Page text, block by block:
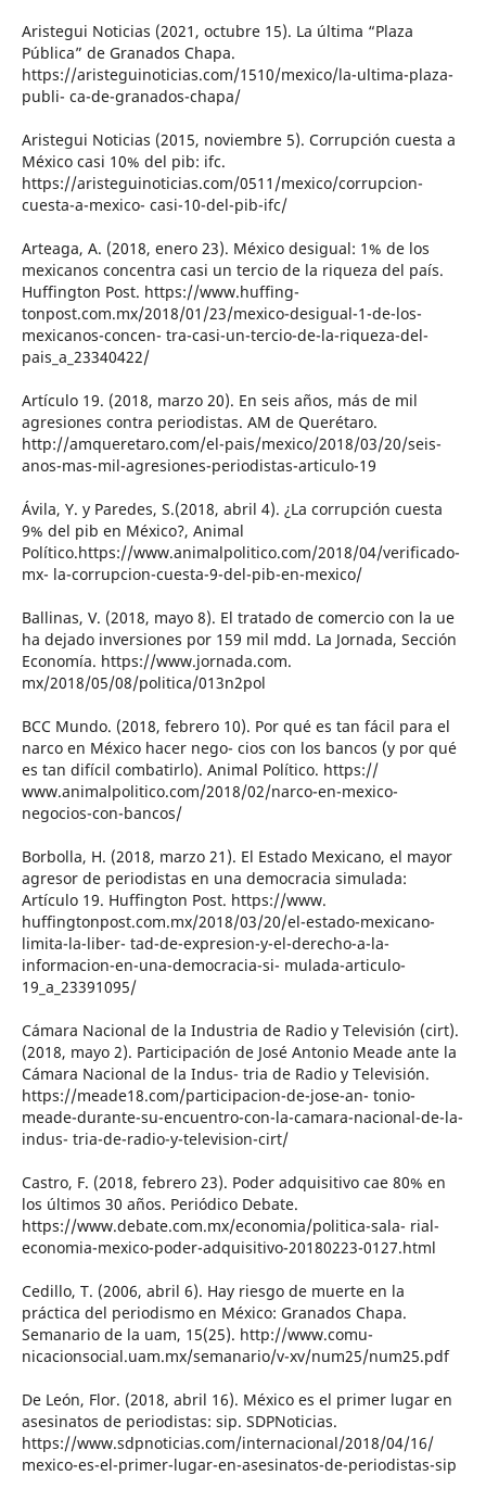
Aristegui Noticias (2021, octubre 15). La última “Plaza
Pública” de Granados Chapa.
https://aristeguinoticias.com/1510/mexico/la-ultima-plaza-
publi- ca-de-granados-chapa/
Aristegui Noticias (2015, noviembre 5). Corrupción cuesta a
México casi 10% del pib: ifc.
https://aristeguinoticias.com/0511/mexico/corrupcion-
cuesta-a-mexico- casi-10-del-pib-ifc/
Arteaga, A. (2018, enero 23). México desigual: 1% de los
mexicanos concentra casi un tercio de la riqueza del país.
Huffington Post. https://www.huffing-
tonpost.com.mx/2018/01/23/mexico-desigual-1-de-los-
mexicanos-concen- tra-casi-un-tercio-de-la-riqueza-del-
pais_a_23340422/
Artículo 19. (2018, marzo 20). En seis años, más de mil
agresiones contra periodistas. AM de Querétaro.
http://amqueretaro.com/el-pais/mexico/2018/03/20/seis-
anos-mas-mil-agresiones-periodistas-articulo-19
Ávila, Y. y Paredes, S.(2018, abril 4). ¿La corrupción cuesta
9% del pib en México?, Animal
Político.https://www.animalpolitico.com/2018/04/verificado-
mx- la-corrupcion-cuesta-9-del-pib-en-mexico/
Ballinas, V. (2018, mayo 8). El tratado de comercio con la ue
ha dejado inversiones por 159 mil mdd. La Jornada, Sección
Economía. https://www.jornada.com.
mx/2018/05/08/politica/013n2pol
BCC Mundo. (2018, febrero 10). Por qué es tan fácil para el
narco en México hacer nego- cios con los bancos (y por qué
es tan difícil combatirlo). Animal Político. https://
www.animalpolitico.com/2018/02/narco-en-mexico-
negocios-con-bancos/
Borbolla, H. (2018, marzo 21). El Estado Mexicano, el mayor
agresor de periodistas en una democracia simulada:
Artículo 19. Huffington Post. https://www.
huffingtonpost.com.mx/2018/03/20/el-estado-mexicano-
limita-la-liber- tad-de-expresion-y-el-derecho-a-la-
informacion-en-una-democracia-si- mulada-articulo-
19_a_23391095/
Cámara Nacional de la Industria de Radio y Televisión (cirt).
(2018, mayo 2). Participación de José Antonio Meade ante la
Cámara Nacional de la Indus- tria de Radio y Televisión.
https://meade18.com/participacion-de-jose-an- tonio-
meade-durante-su-encuentro-con-la-camara-nacional-de-la-
indus- tria-de-radio-y-television-cirt/
Castro, F. (2018, febrero 23). Poder adquisitivo cae 80% en
los últimos 30 años. Periódico Debate.
https://www.debate.com.mx/economia/politica-sala- rial-
economia-mexico-poder-adquisitivo-20180223-0127.html
Cedillo, T. (2006, abril 6). Hay riesgo de muerte en la
práctica del periodismo en México: Granados Chapa.
Semanario de la uam, 15(25). http://www.comu-
nicacionsocial.uam.mx/semanario/v-xv/num25/num25.pdf
De León, Flor. (2018, abril 16). México es el primer lugar en
asesinatos de periodistas: sip. SDPNoticias.
https://www.sdpnoticias.com/internacional/2018/04/16/
mexico-es-el-primer-lugar-en-asesinatos-de-periodistas-sip